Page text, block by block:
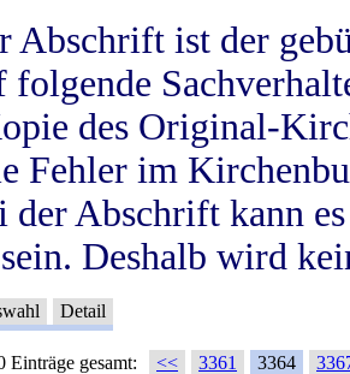
Abschrift ist der
folgende
des Original-
Fehler im
der Abschrift kann
Deshalb wird
Detail
Einträge gesamt: << 3361 3364